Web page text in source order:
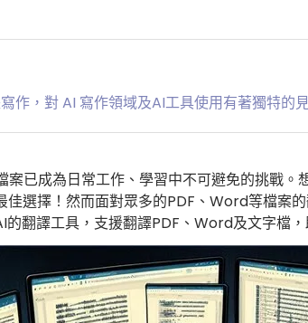
動作控制
PixVerse 4.5
Kling 3.0
LoveAI 1.0
VEO 3
AI 貓咪跳舞影片製作教學
作，對 AI 寫作領域及AI工具使用有著獨特的
案已成為日常工作、學習中不可避免的挑戰
佳選擇！然而面對眾多的PDF、Word等檔案
的翻譯工具，支援翻譯PDF、Word及文字檔